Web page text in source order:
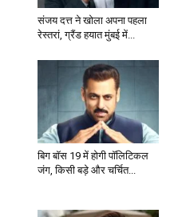
संजय दत्त ने खोला अपना पहला
रेस्तरां, ग्रैंड हयात मुंबई में...
बिग बॉस 19 में होगी पॉलिटिकल
जंग, किसी बड़े और चर्चित...